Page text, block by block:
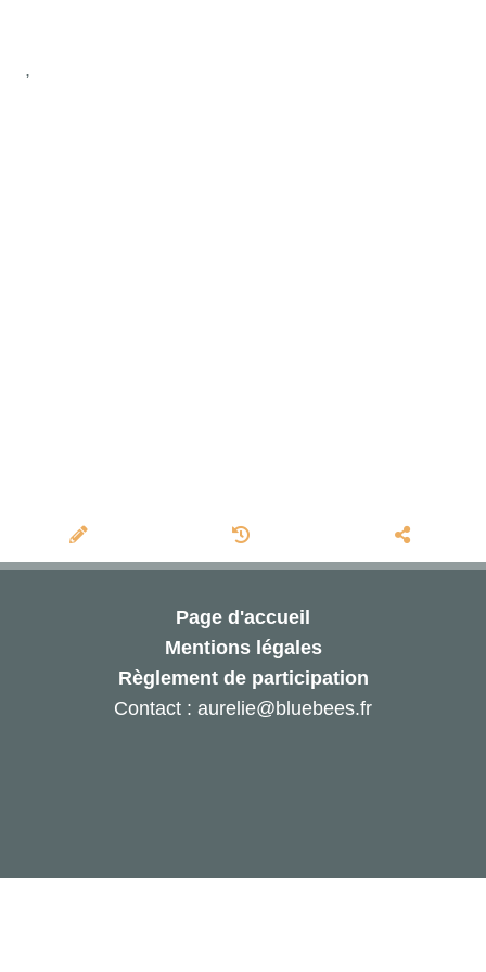
,
Page d'accueil
Mentions légales
Règlement de participation
Contact : aurelie@bluebees.fr